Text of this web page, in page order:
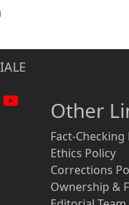
Other
Fact-Checking
Ethics Policy
Corrections
Ownership &